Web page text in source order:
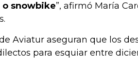
o snowbike”, afirmó María
Aviatur aseguran que los
para esquiar entre